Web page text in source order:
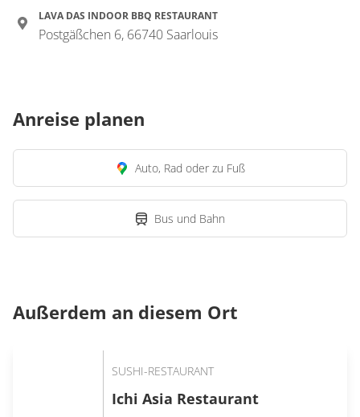
LAVA DAS INDOOR BBQ RESTAURANT
Postgäßchen 6, 66740 Saarlouis
Anreise planen
Auto, Rad oder zu Fuß
Bus und Bahn
Außerdem an diesem Ort
SUSHI-RESTAURANT
Ichi Asia Restaurant